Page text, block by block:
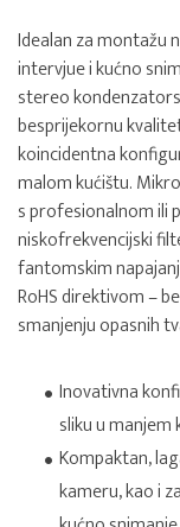
Idealan za montažu
intervjue i kućno
stereo
besprijekornu
koincidentna
malom kućištu.
s profesionalnom ili
niskofrekvencijski
fantomskim
RoHS direktivom –
smanjenju opasnih
Inovativna
sliku u manjem
Kompaktan,
kameru, kao i